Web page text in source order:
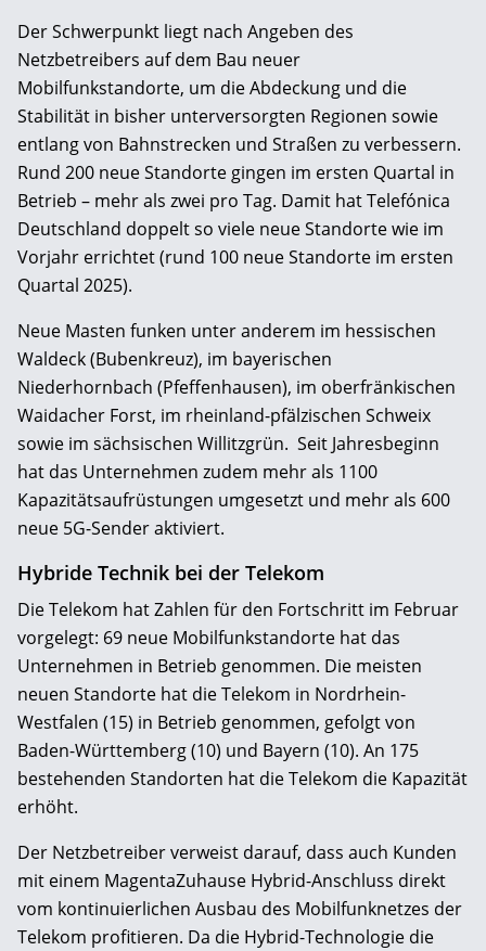
Der Schwerpunkt liegt nach Angeben des
Netzbetreibers auf dem Bau neuer
Mobilfunkstandorte, um die Abdeckung und die
Stabilität in bisher unterversorgten Regionen sowie
entlang von Bahnstrecken und Straßen zu verbessern.
Rund 200 neue Standorte gingen im ersten Quartal in
Betrieb – mehr als zwei pro Tag. Damit hat Telefónica
Deutschland doppelt so viele neue Standorte wie im
Vorjahr errichtet (rund 100 neue Standorte im ersten
Quartal 2025).
Neue Masten funken unter anderem im hessischen
Waldeck (Bubenkreuz), im bayerischen
Niederhornbach (Pfeffenhausen), im oberfränkischen
Waidacher Forst, im rheinland-pfälzischen Schweix
sowie im sächsischen Willitzgrün. Seit Jahresbeginn
hat das Unternehmen zudem mehr als 1100
Kapazitätsaufrüstungen umgesetzt und mehr als 600
neue 5G-Sender aktiviert.
Hybride Technik bei der Telekom
Die Telekom hat Zahlen für den Fortschritt im Februar
vorgelegt: 69 neue Mobilfunkstandorte hat das
Unternehmen in Betrieb genommen. Die meisten
neuen Standorte hat die Telekom in Nordrhein-
Westfalen (15) in Betrieb genommen, gefolgt von
Baden-Württemberg (10) und Bayern (10). An 175
bestehenden Standorten hat die Telekom die Kapazität
erhöht.
Der Netzbetreiber verweist darauf, dass auch Kunden
mit einem MagentaZuhause Hybrid-Anschluss direkt
vom kontinuierlichen Ausbau des Mobilfunknetzes der
Telekom profitieren. Da die Hybrid-Technologie die